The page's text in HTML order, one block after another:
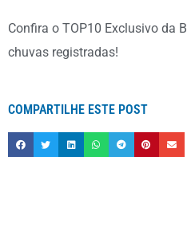
Confira o TOP10 Exclusivo da
chuvas registradas!
COMPARTILHE ESTE POST